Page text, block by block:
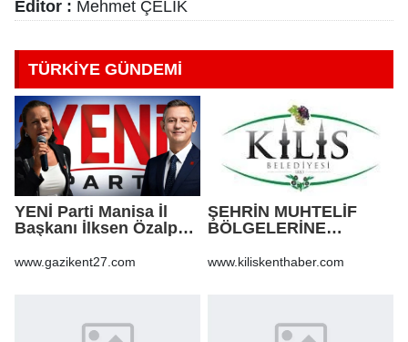
Editor : Mehmet ÇELİK
TÜRKİYE GÜNDEMİ
YENİ Parti Manisa İl
Başkanı İlksen Özalper
www.gazikent27.com
ŞEHRİN MUHTELİF
BÖLGELERİNE
VE BOZULAN
www.kiliskenthaber.com